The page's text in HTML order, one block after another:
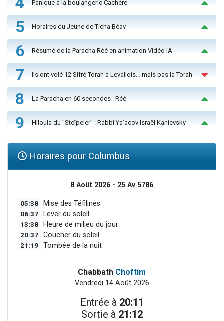
Panique à la boulangerie Cachère
5 Horaires du Jeûne de Ticha Béav
6 Résumé de la Paracha Réé en animation Vidéo IA
7 Ils ont volé 12 Sifré Torah à Levallois… mais pas la Torah
8 La Paracha en 60 secondes : Réé
9 Hiloula du "Steïpeler" : Rabbi Ya’acov Israël Kanievsky
Horaires pour Columbus
8 Août 2026 - 25 Av 5786
05:38 Mise des Téfilines
06:37 Lever du soleil
13:38 Heure de milieu du jour
20:37 Coucher du soleil
21:19 Tombée de la nuit
Chabbath Choftim
Vendredi 14 Août 2026
Entrée à 20:11
Sortie à 21:12